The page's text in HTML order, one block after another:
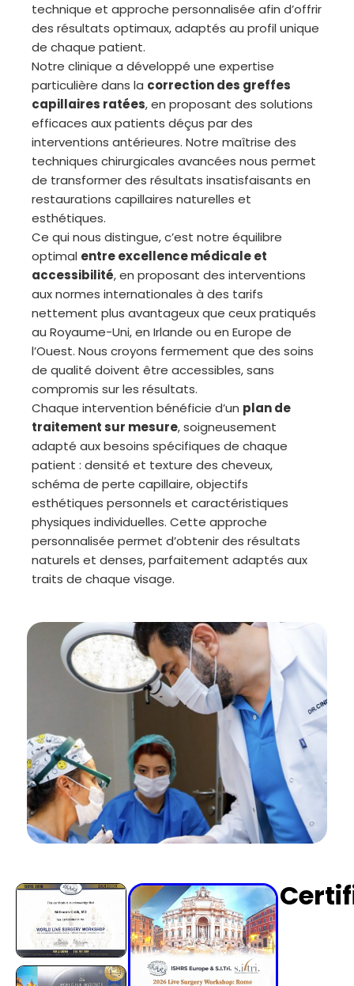
technique et approche personnalisée afin d’offrir
des résultats optimaux, adaptés au profil unique
de chaque patient.
Notre clinique a développé une expertise
particulière dans la correction des greffes
capillaires ratées, en proposant des solutions
efficaces aux patients déçus par des
interventions antérieures. Notre maîtrise des
techniques chirurgicales avancées nous permet
de transformer des résultats insatisfaisants en
restaurations capillaires naturelles et
esthétiques.
Ce qui nous distingue, c’est notre équilibre
optimal entre excellence médicale et
accessibilité, en proposant des interventions
aux normes internationales à des tarifs
nettement plus avantageux que ceux pratiqués
au Royaume-Uni, en Irlande ou en Europe de
l’Ouest. Nous croyons fermement que des soins
de qualité doivent être accessibles, sans
compromis sur les résultats.
Chaque intervention bénéficie d’un plan de
traitement sur mesure, soigneusement
adapté aux besoins spécifiques de chaque
patient : densité et texture des cheveux,
schéma de perte capillaire, objectifs
esthétiques personnels et caractéristiques
physiques individuelles. Cette approche
personnalisée permet d’obtenir des résultats
naturels et denses, parfaitement adaptés aux
traits de chaque visage.